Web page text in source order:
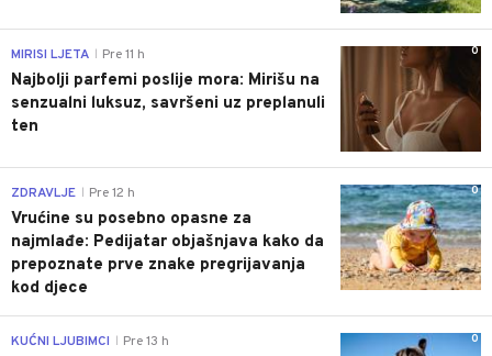
0
MIRISI LJETA Pre 11 h
Najbolji parfemi poslije mora: Mirišu na
senzualni luksuz, savršeni uz preplanuli
ten
0
ZDRAVLJE Pre 12 h
Vrućine su posebno opasne za
najmlađe: Pedijatar objašnjava kako da
prepoznate prve znake pregrijavanja
kod djece
0
KUĆNI LJUBIMCI Pre 13 h